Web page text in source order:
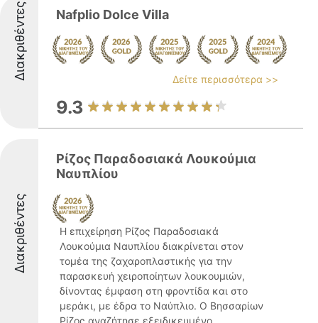
Διακριθέντες Nafplio Dolce Villa
Δείτε περισσότερα >>
9.3
Διακριθέντες
Ρίζος Παραδοσιακά Λουκούμια
Ναυπλίου
Η επιχείρηση Ρίζος Παραδοσιακά
Λουκούμια Ναυπλίου διακρίνεται στον
τομέα της ζαχαροπλαστικής για την
παρασκευή χειροποίητων λουκουμιών,
δίνοντας έμφαση στη φροντίδα και στο
μεράκι, με έδρα το Ναύπλιο. Ο Βησσαρίων
Ρίζος αναζήτησε εξειδικευμένο ...